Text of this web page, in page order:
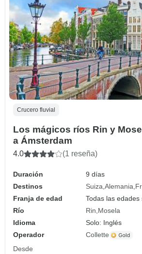
Crucero fluvial
Los mágicos ríos Rin y
a Ámsterdam
4.0 (1 reseña)
Duración
9 días
Destinos
Suiza Alemania
Franja de edad
Todas las
Río
Rin Mosela
Idioma
Solo: Inglés
Operador
Collette
Desde